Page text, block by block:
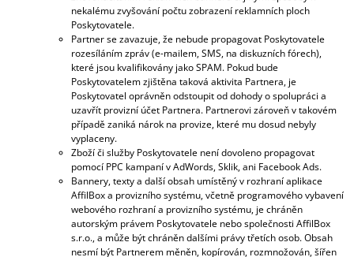
nekalému zvyšování počtu zobrazení reklamních ploch
Poskytovatele.
Partner se zavazuje, že nebude propagovat Poskytovatele
rozesíláním zpráv (e-mailem, SMS, na diskuzních fórech),
které jsou kvalifikovány jako SPAM. Pokud bude
Poskytovatelem zjištěna taková aktivita Partnera, je
Poskytovatel oprávněn odstoupit od dohody o spolupráci a
uzavřít provizní účet Partnera. Partnerovi zároveň v takovém
případě zaniká nárok na provize, které mu dosud nebyly
vyplaceny.
Zboží či služby Poskytovatele není dovoleno propagovat
pomocí PPC kampaní v AdWords, Sklik, ani Facebook Ads.
Bannery, texty a další obsah umístěný v rozhraní aplikace
AffilBox a provizního systému, včetně programového vybavení
webového rozhraní a provizního systému, je chráněn
autorským právem Poskytovatele nebo společnosti AffilBox
s.r.o., a může být chráněn dalšími právy třetích osob. Obsah
nesmí být Partnerem měněn, kopírován, rozmnožován, šířen